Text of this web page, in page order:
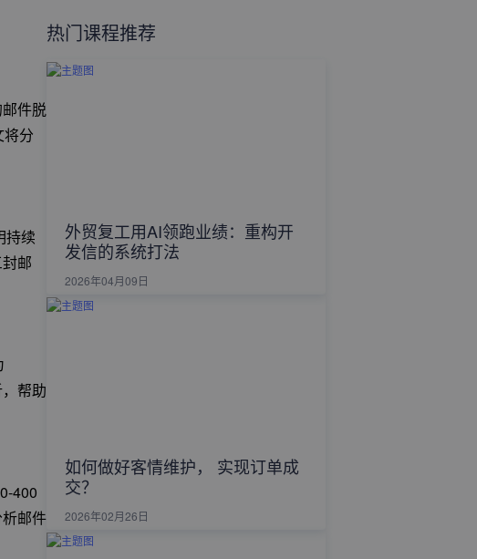
件脱
分
持续
邮
帮助
400
邮件
热门课程推荐
外贸复工用AI领跑业绩：重构开
发信的系统打法
2026年04月09日
如何做好客情维护， 实现订单成
交？
2026年02月26日